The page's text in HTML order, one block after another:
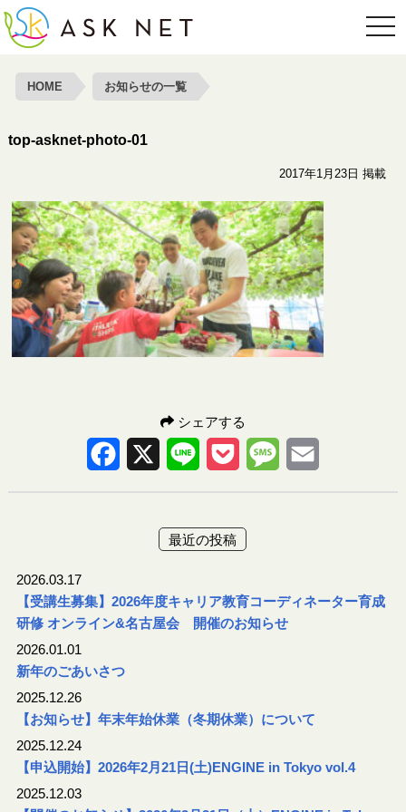
HOME お知らせの一覧
top-asknet-photo-01
2017年1月23日 掲載
シェアする
Facebook Line Pocket Message
最近の投稿
2026.03.17
【受講生募集】2026年度キャリア教育コーディネーター育成
研修 オンライン&名古屋会 開催のお知らせ
2026.01.01
新年のごあいさつ
2025.12.26
【お知らせ】年末年始休業（冬期休業）について
2025.12.24
【申込開始】2026年2月21日(土)ENGINE in Tokyo vol.4
2025.12.03